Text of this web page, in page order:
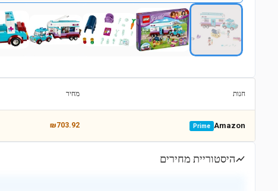
חנות מחיר
Amazon
Prime
₪703.92
היסטוריית מחירים